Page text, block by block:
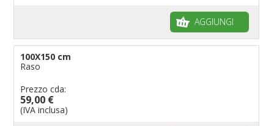
AGGIUNGI
100X150 cm
Raso
Prezzo cda:
59,00 €
(IVA inclusa)